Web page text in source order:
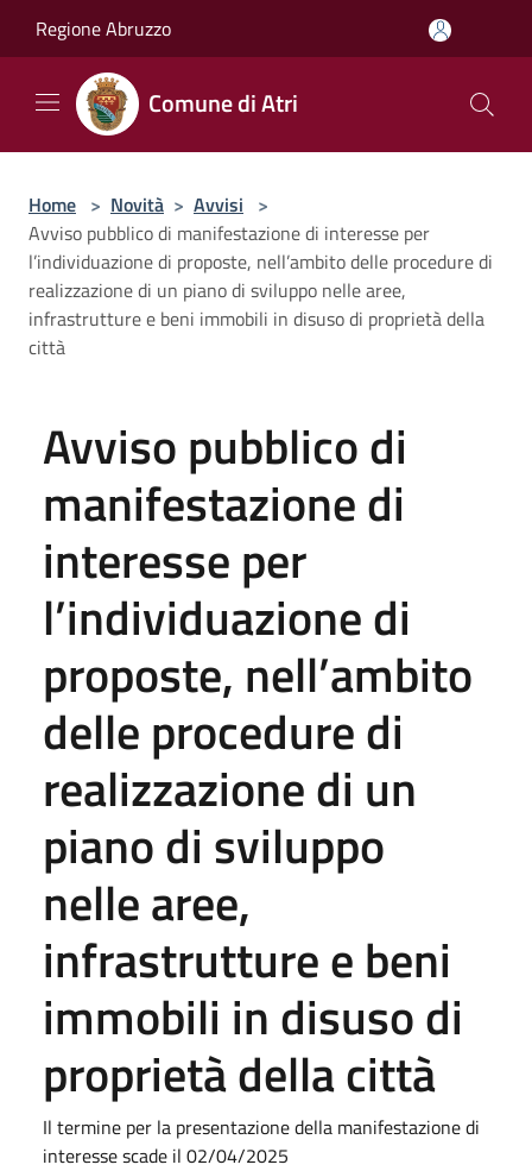
Regione Abruzzo
Comune di Atri
Home > Novità > Avvisi >
Avviso pubblico di manifestazione di interesse per
l’individuazione di proposte, nell’ambito delle procedure di
realizzazione di un piano di sviluppo nelle aree,
infrastrutture e beni immobili in disuso di proprietà della
città
Avviso pubblico di
manifestazione di
interesse per
l’individuazione di
proposte, nell’ambito
delle procedure di
realizzazione di un
piano di sviluppo
nelle aree,
infrastrutture e beni
immobili in disuso di
proprietà della città
Il termine per la presentazione della manifestazione di
interesse scade il 02/04/2025